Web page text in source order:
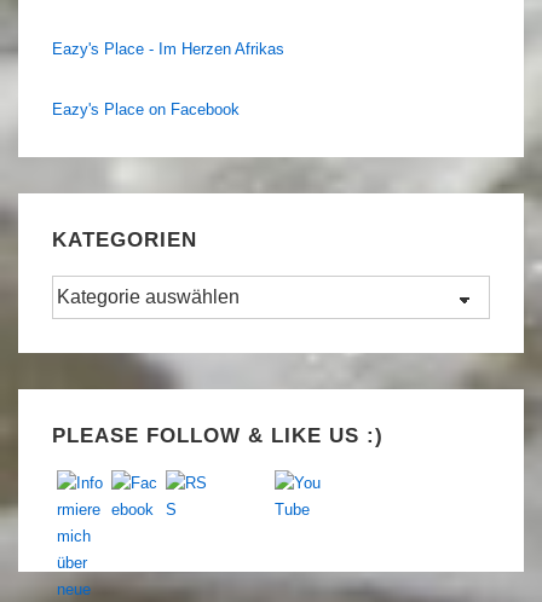
Eazy's Place - Im Herzen Afrikas
Eazy's Place on Facebook
KATEGORIEN
Kategorien
PLEASE FOLLOW & LIKE US :)